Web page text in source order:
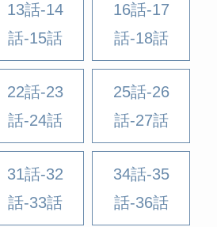
13話-14
話-15話
16話-17
話-18話
22話-23
話-24話
25話-26
話-27話
31話-32
話-33話
34話-35
話-36話